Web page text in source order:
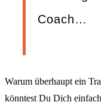
Coach…
Warum überhaupt ein
könntest Du Dich